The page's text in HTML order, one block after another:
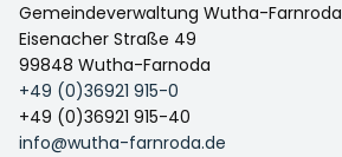
Gemeindeverwaltung Wutha-Farnroda
Eisenacher Straße 49
99848 Wutha-Farnoda
+49 (0)36921 915-0
+49 (0)36921 915-40
info@wutha-farnroda.de